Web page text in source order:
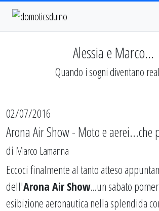
Alessia e Marco...
Quando i sogni diventano
02/07/2016
Arona Air Show - Moto e aerei...che
di Marco Lamanna
Eccoci finalmente al tanto atteso
dell'Arona Air Show...un sabato
esibizione aeronautica nella splendida